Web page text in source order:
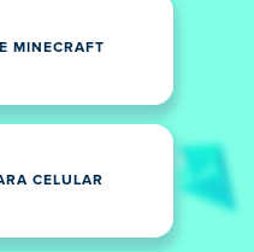
MINECRAFT
CELULAR